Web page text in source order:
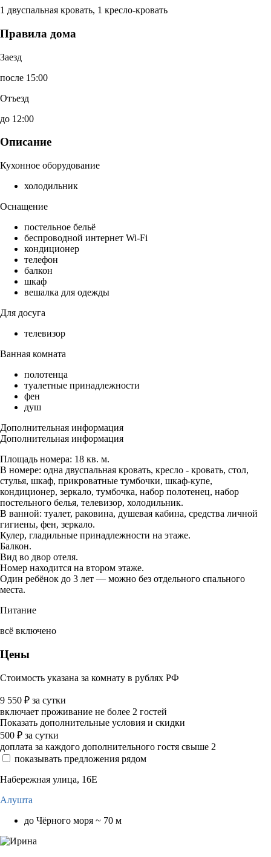
1 двуспальная кровать, 1 кресло-кровать
Правила дома
Заезд
после 15:00
Отъезд
до 12:00
Описание
Кухонное оборудование
холодильник
Оснащение
постельное бельё
беспроводной интернет Wi-Fi
кондиционер
телефон
балкон
шкаф
вешалка для одежды
Для досуга
телевизор
Ванная комната
полотенца
туалетные принадлежности
фен
душ
Дополнительная информация
Дополнительная информация
Площадь номера: 18 кв. м.
В номере: одна двуспальная кровать, кресло - кровать, стол,
стулья, шкаф, прикроватные тумбочки, шкаф-купе,
кондиционер, зеркало, тумбочка, набор полотенец, набор
постельного белья, телевизор, холодильник.
В ванной: туалет, раковина, душевая кабина, средства личной
гигиены, фен, зеркало.
Кулер, гладильные принадлежности на этаже.
Балкон.
Вид во двор отеля.
Номер находится на втором этаже.
Один ребёнок до 3 лет — можно без отдельного спального
места.
Питание
всё включено
Цены
Стоимость указана за комнату в рублях РФ
9 550 ₽ за сутки
включает проживание не более 2 гостей
Показать дополнительные условия и скидки
500 ₽ за сутки
доплата за каждого дополнительного гостя свыше 2
показывать предложения рядом
Набережная улица, 16Е
Алушта
до Чёрного моря ~ 70 м